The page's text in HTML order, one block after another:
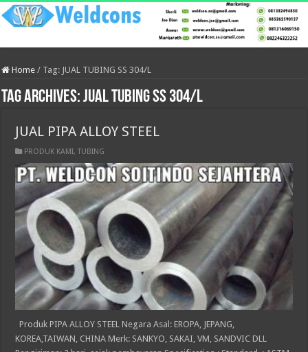
Home / Tag: JUAL TUBING SS 304/L
Tag Archives:JUAL TUBING SS 304/L
JUAL PIPA ALLOY STEEL
PRODUK KAMI,TUBING
Produk PIPA ALLOY STEEL Negara Asal: EROPA, JEPANG,
KOREA,TAIWAN, CHINA Merk: SANKYO, SAKAI, VM, SANDVIC DLL